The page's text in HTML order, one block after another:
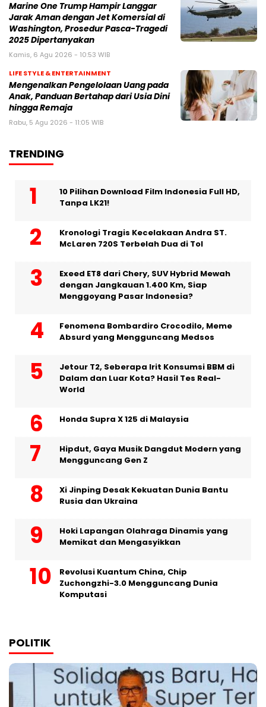
Marine One Trump Hampir Langgar
Jarak Aman dengan Jet Komersial di
Washington, Prosedur Pasca-Tragedi
2025 Dipertanyakan
Kamis, 6 Agu 2026 - 10:53 WIB
LIFE STYLE & ENTERTAINMENT
Mengenalkan Pengelolaan Uang pada
Anak, Panduan Bertahap dari Usia Dini
hingga Remaja
Rabu, 5 Agu 2026 - 11:05 WIB
TRENDING
10 Pilihan Download Film Indonesia Full HD,
Tanpa LK21!
Kronologi Tragis Kecelakaan Andra ST.
McLaren 720S Terbelah Dua di Tol
Exeed ET8 dari Chery, SUV Hybrid Mewah
dengan Jangkauan 1.400 Km, Siap
Menggoyang Pasar Indonesia?
Fenomena Bombardiro Crocodilo, Meme
Absurd yang Mengguncang Medsos
Jetour T2, Seberapa Irit Konsumsi BBM di
Dalam dan Luar Kota? Hasil Tes Real-
World
Honda Supra X 125 di Malaysia
Hipdut, Gaya Musik Dangdut Modern yang
Mengguncang Gen Z
Xi Jinping Desak Kekuatan Dunia Bantu
Rusia dan Ukraina
Hoki Lapangan Olahraga Dinamis yang
Memikat dan Mengasyikkan
Revolusi Kuantum China, Chip
Zuchongzhi-3.0 Mengguncang Dunia
Komputasi
POLITIK